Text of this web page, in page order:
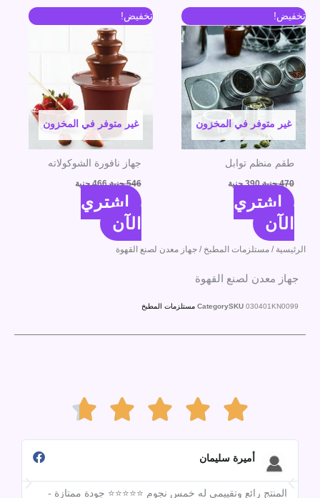
تخفيض!
غير متوفر في المخزون
طقم منظم توابل
470 جنية
الأصلي
هو:
470 جنية.
390 جنية
الحالي
هو:
390 جنية.
اشتري
الآن
تخفيض!
غير متوفر في المخزون
جهاز نافورة الشوكولاته
546 جنية
الأصلي
هو:
546 جنية.
466 جنية
الحالي
اشتري
الآن
الرئيسية / مستلزمات المطبخ / جهاز معدن لصنع القهوة
جهاز معدن لصنع القهوة
SKU 030401KN0099
Category مستلزمات المطبخ





4.7
أميرة سليمان
المنتج رائع وتقييمي له خمس نجوم ⭐⭐⭐⭐⭐ جودة ممتازة -